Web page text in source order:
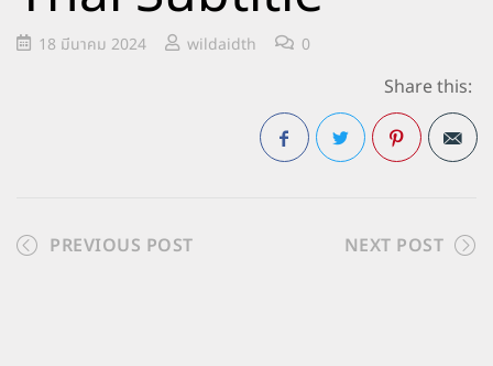
18 มีนาคม 2024 wildaidth 0
Share this:
PREVIOUS POST NEXT POST